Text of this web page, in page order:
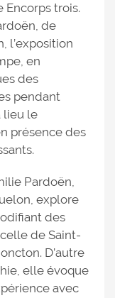
Encorps trois.
de
l’exposition
en
des
pendant
lieu le
présence des
Pardoën,
explore
des
de Saint-
D’autre
elle évoque
avec